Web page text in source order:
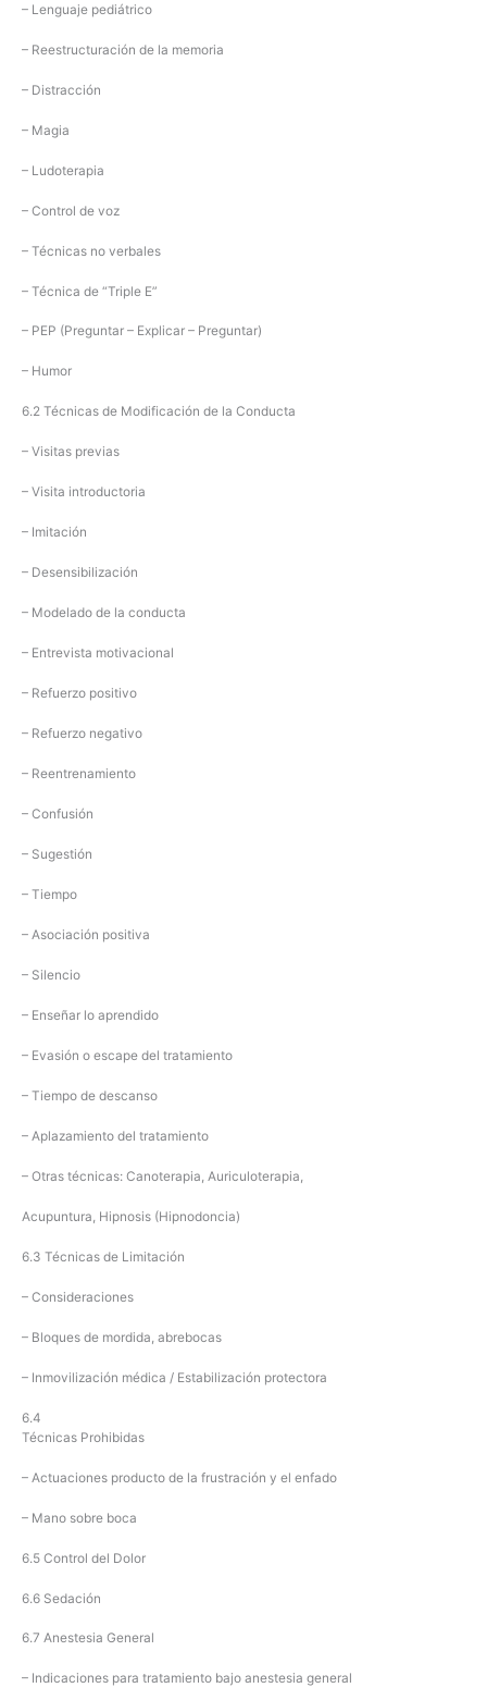
– Lenguaje pediátrico
– Reestructuración de la memoria
– Distracción
– Magia
– Ludoterapia
– Control de voz
– Técnicas no verbales
– Técnica de “Triple E”
– PEP (Preguntar – Explicar – Preguntar)
– Humor
6.2 Técnicas de Modificación de la Conducta
– Visitas previas
– Visita introductoria
– Imitación
– Desensibilización
– Modelado de la conducta
– Entrevista motivacional
– Refuerzo positivo
– Refuerzo negativo
– Reentrenamiento
– Confusión
– Sugestión
– Tiempo
– Asociación positiva
– Silencio
– Enseñar lo aprendido
– Evasión o escape del tratamiento
– Tiempo de descanso
– Aplazamiento del tratamiento
– Otras técnicas: Canoterapia, Auriculoterapia,
Acupuntura, Hipnosis (Hipnodoncia)
6.3 Técnicas de Limitación
– Consideraciones
– Bloques de mordida, abrebocas
– Inmovilización médica / Estabilización protectora
6.4
Técnicas Prohibidas
– Actuaciones producto de la frustración y el enfado
– Mano sobre boca
6.5 Control del Dolor
6.6 Sedación
6.7 Anestesia General
– Indicaciones para tratamiento bajo anestesia general